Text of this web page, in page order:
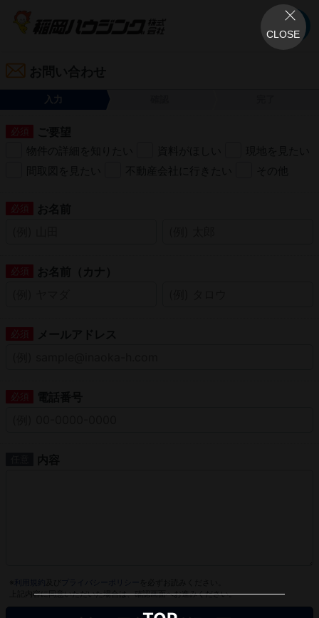
CLOSE
入力
上記内容に同意いただいた場合は、確認画面へお進みください。